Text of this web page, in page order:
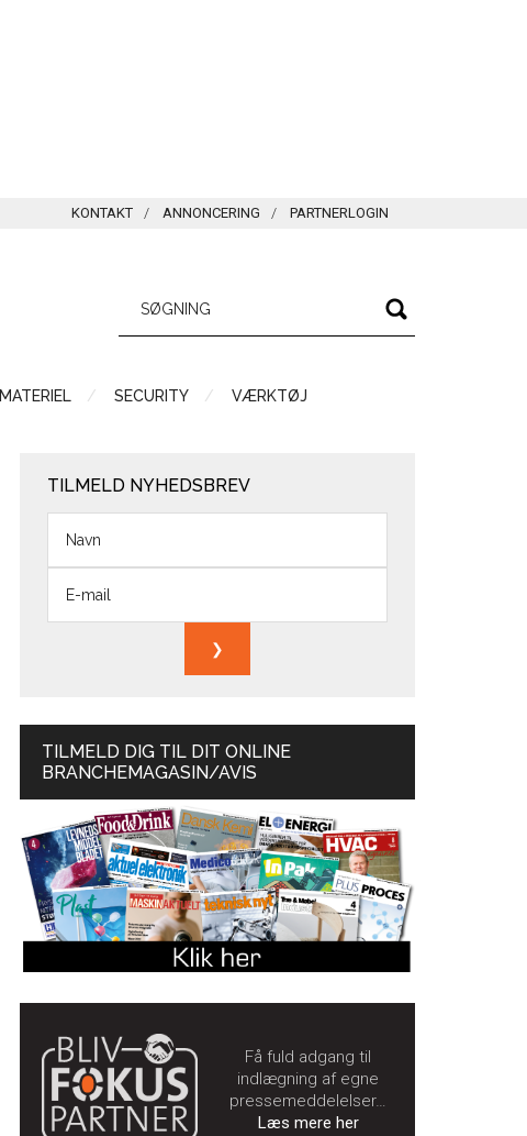
KONTAKT ANNONCERING PARTNERLOGIN
MATERIEL SECURITY VÆRKTØJ
TILMELD NYHEDSBREV
TILMELD DIG TIL DIT ONLINE
BRANCHEMAGASIN/AVIS
Få fuld adgang til
indlægning af egne
pressemeddelelser…
Læs mere her